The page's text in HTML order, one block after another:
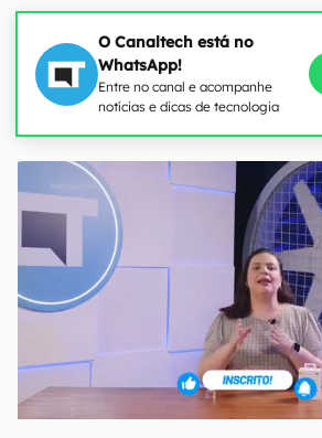
O Canaltech está no
WhatsApp!
Entre no canal e acompanhe
notícias e dicas de tecnologia